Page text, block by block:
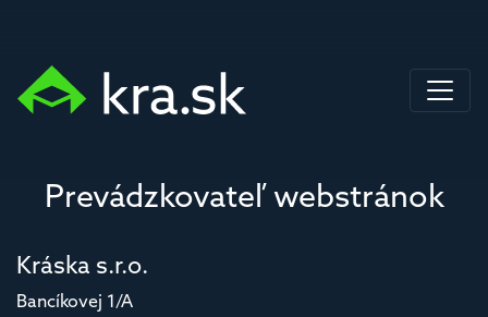
Prevádzkovateľ webstránok
Kráska s.r.o.
Bancíkovej 1/A